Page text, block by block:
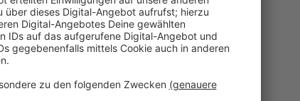
zu entscheiden.
Netflix